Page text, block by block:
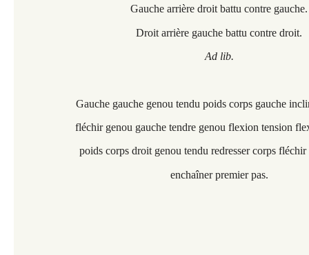
Gauche arrière droit battu contre gauche.
Droit arrière gauche battu contre droit.
Ad lib.
Gauche gauche genou tendu poids corps gauche
fléchir genou gauche tendre genou flexion tension
poids corps droit genou tendu redresser corps
enchaîner premier pas.